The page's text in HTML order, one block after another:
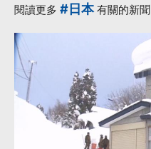
閱讀更多 #日本有關的新聞